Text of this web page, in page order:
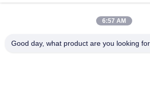
collaudo del
6:57 AM
Good day, what product are you looking